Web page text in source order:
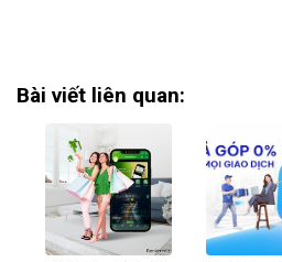
Bài viết liên quan: